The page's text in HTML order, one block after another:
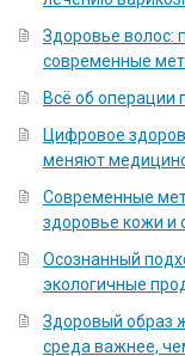
Здоровье волос:
современные
Всё об операции
Цифровое
меняют
Современные
здоровье кожи и
Осознанный
экологичные
Здоровый образ
среда важнее,